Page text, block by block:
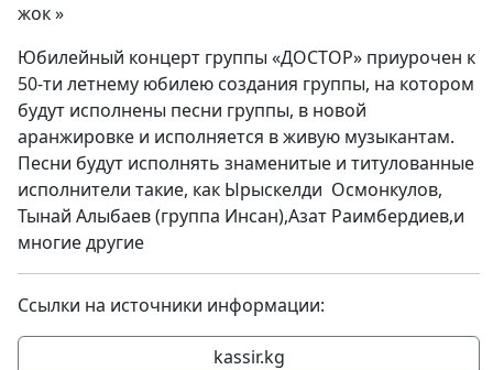
жок »
Юбилейный концерт группы «ДОСТОР» приурочен к
50-ти летнему юбилею создания группы, на котором
будут исполнены песни группы, в новой
аранжировке и исполняется в живую музыкантам.
Песни будут исполнять знаменитые и титулованные
исполнители такие, как Ырыскелди Осмонкулов,
Тынай Алыбаев (группа Инсан),Азат Раимбердиев,и
многие другие
Ссылки на источники информации:
kassir.kg